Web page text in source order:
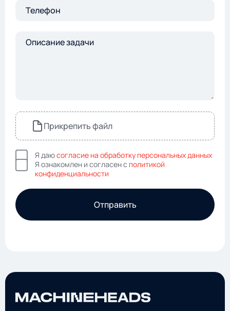
Прикрепить файл
Я даюсогласие на обработку персональных данных
Я ознакомлен и согласен с политикой
конфиденциальности
Отправить